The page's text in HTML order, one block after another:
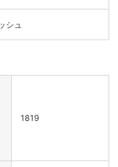
シュ
1819